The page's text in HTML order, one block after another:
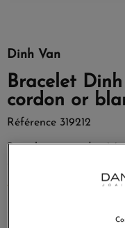
Dinh Van
Bracelet
cordon or
Référence 319212
Bracelet sur cordon